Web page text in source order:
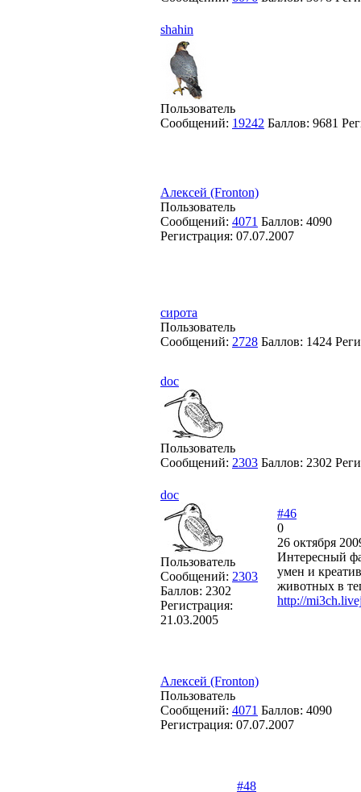
shahin
Пользователь
Сообщений: 19242 Баллов: 9681
Алексей (Fronton)
Пользователь
Сообщений: 4071 Баллов: 4090
Регистрация: 07.07.2007
сирота
Пользователь
Сообщений: 2728 Баллов: 1424
doc
Пользователь
Сообщений: 2303 Баллов: 2302
doc
Пользователь
Сообщений: 2303
Баллов: 2302
Регистрация:
21.03.2005
#46
0
26 октября
Интересный
умен и
животных в
http://
Алексей (Fronton)
Пользователь
Сообщений: 4071 Баллов: 4090
Регистрация: 07.07.2007
#48